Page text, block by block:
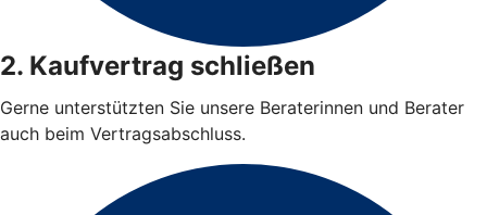
2. Kaufvertrag schließen
Gerne unterstützten Sie unsere Beraterinnen und Berater
auch beim Vertragsabschluss.